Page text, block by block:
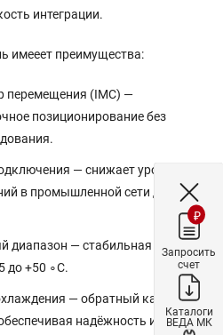
интеграции.
имееет преимущества:
перемещения (IMC) —
позиционирование без
— снижает уровень
в промышленной сети для
диапазон — стабильная работа
до+50 ∘C.
— обратный канал
надёжность и
₽
Запросить
счет
Каталоги
ВЕДА МК